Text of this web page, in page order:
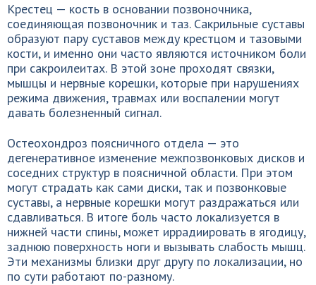
Крестец — кость в основании позвоночника,
соединяющая позвоночник и таз. Сакрильные суставы
образуют пару суставов между крестцом и тазовыми
кости, и именно они часто являются источником боли
при сакроилеитах. В этой зоне проходят связки,
мышцы и нервные корешки, которые при нарушениях
режима движения, травмах или воспалении могут
давать болезненный сигнал.
Остеохондроз поясничного отдела — это
дегенеративное изменение межпозвонковых дисков и
соседних структур в поясничной области. При этом
могут страдать как сами диски, так и позвонковые
суставы, а нервные корешки могут раздражаться или
сдавливаться. В итоге боль часто локализуется в
нижней части спины, может иррадиировать в ягодицу,
заднюю поверхность ноги и вызывать слабость мышц.
Эти механизмы близки друг другу по локализации, но
по сути работают по-разному.